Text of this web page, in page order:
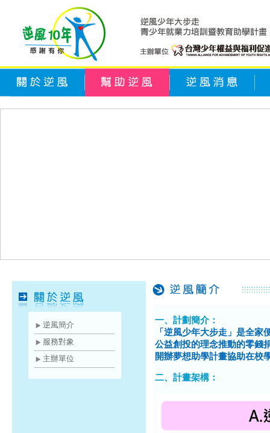
逆風簡介
服務對象
主辦單位
一、計劃簡介：
「逆風少年大步走」是全
公益創投的理念推動的零錢
開辦夢想助學計畫協助在校
二、計畫架構：